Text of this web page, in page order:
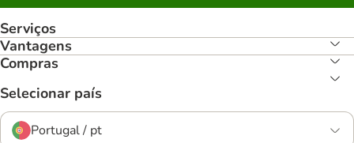
Serviços
Vantagens
Compras
Selecionar país
Portugal / pt